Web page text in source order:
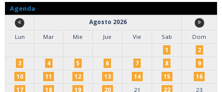
Agenda
Agosto 2026
Lun
Mar Mie Jue Vie Sab
Dom
1
2
3
4 5 6 7 8
9
10
11 12 13 14 15
16
17
18 19 20 21 22
23